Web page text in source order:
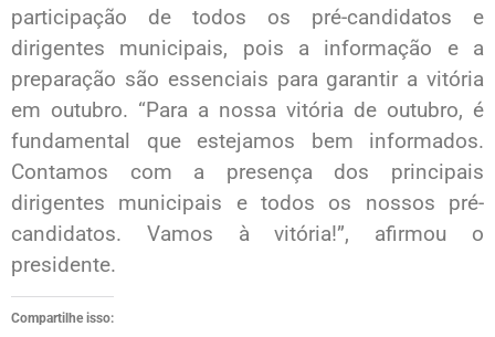
participação de todos os pré-candidatos e
dirigentes municipais, pois a informação e a
preparação são essenciais para garantir a vitória
em outubro. “Para a nossa vitória de outubro, é
fundamental que estejamos bem informados.
Contamos com a presença dos principais
dirigentes municipais e todos os nossos pré-
candidatos. Vamos à vitória!”, afirmou o
presidente.
Compartilhe isso: